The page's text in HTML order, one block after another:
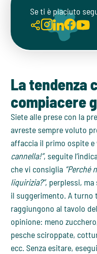
Se ti è piaciuto
La tendenza
compiacere
Siete alle prese con la
avreste sempre voluto
affaccia il primo ospite e
cannella!”, seguite
che vi consiglia “Perché
liquirizia?”, perplessi,
il suggerimento. A
raggiungono al tavolo
opinione: meno
pesche sciroppate,
ecc. Senza esitare,